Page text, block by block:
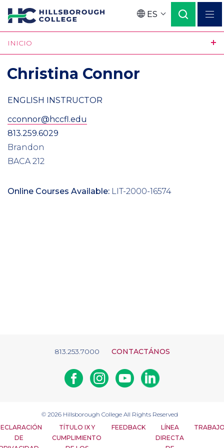
Pasar
contenido
principal
Language
ES
INICIO
Christina Connor
ENGLISH INSTRUCTOR
cconnor@hccfl.edu
813.259.6029
Brandon
BACA 212
Online Courses Available: LIT-2000-16574
813.253.7000 CONTACTÁNOS
FacebookInstagramYoutubeLinkedin
© 2026 Hillsborough College All Rights Reserved
DE
TÍTULO IX Y
CUMPLIMIENTO
FEEDBACK
LÍNEA
DIRECTA